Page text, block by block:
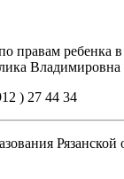
правам ребенка в
Владимировна
) 27 44 34
Рязанской